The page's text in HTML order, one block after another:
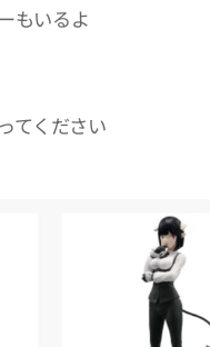
もいるよ
てください